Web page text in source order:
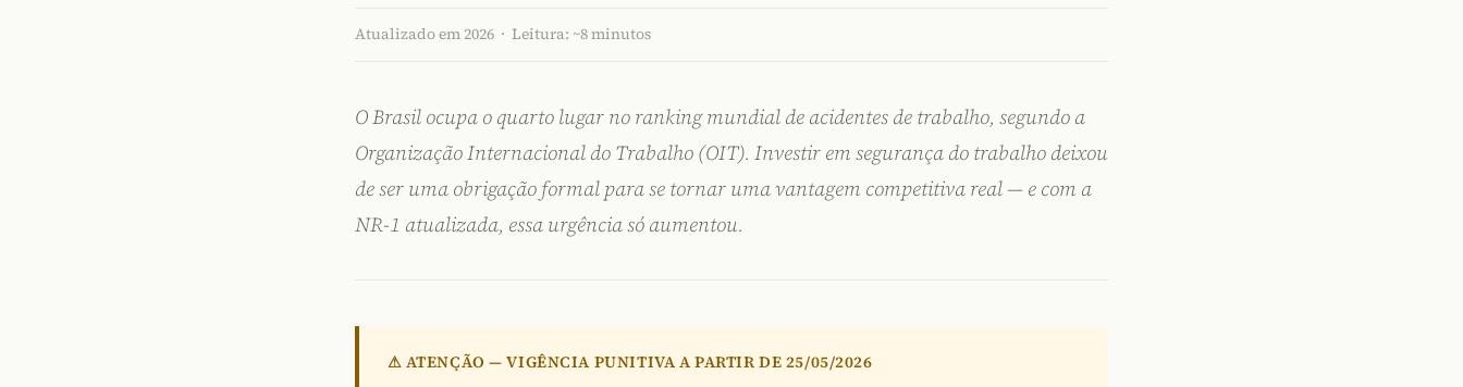
Atualizado em 2026 · Leitura: ~8 minutos
O Brasil ocupa o quarto lugar no ranking mundial de acidentes de trabalho, segundo a
Organização Internacional do Trabalho (OIT). Investir em segurança do trabalho deixou
de ser uma obrigação formal para se tornar uma vantagem competitiva real — e com a
NR-1 atualizada, essa urgência só aumentou.
⚠ ATENÇÃO — VIGÊNCIA PUNITIVA A PARTIR DE 25/05/2026